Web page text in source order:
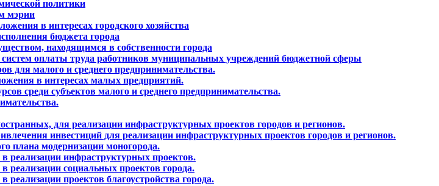
политики
мэрии
в интересах городского хозяйства
бюджета города
находящимся в собственности города
оплаты труда работников муниципальных учреждений бюджетной сферы
для малого и среднего предпринимательства.
в интересах малых предприятий.
среди субъектов малого и среднего предпринимательства.
для реализации инфраструктурных проектов городов и регионов.
инвестиций для реализации инфраструктурных проектов городов и регионов.
плана модернизации моногорода.
в реализации инфраструктурных проектов.
реализации социальных проектов города.
реализации проектов благоустройства города.